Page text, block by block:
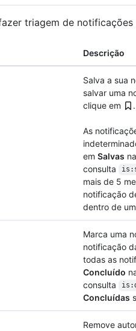
triagem de
Descrição
Salva a sua
salvar uma
clique em
.
As
em Salvas
consulta
mais de 5
notificação
dentro de
Marca uma
notificação
todas as
Concluído
consulta
Concluídas
Remove